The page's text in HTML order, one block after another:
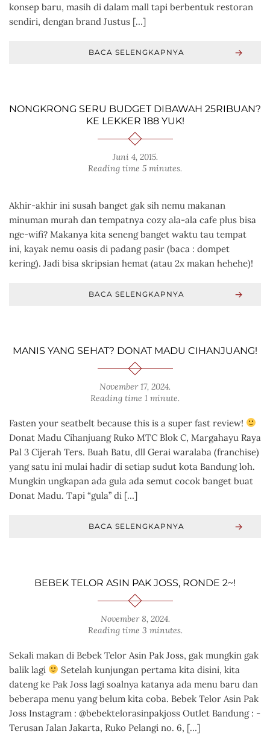
konsep baru, masih di dalam mall tapi berbentuk restoran
sendiri, dengan brand Justus […]
BACA SELENGKAPNYA
NONGKRONG SERU BUDGET DIBAWAH 25RIBUAN?
KE LEKKER 188 YUK!
Juni 4, 2015.
Reading time 5 minutes.
Akhir-akhir ini susah banget gak sih nemu makanan
minuman murah dan tempatnya cozy ala-ala cafe plus bisa
nge-wifi? Makanya kita seneng banget waktu tau tempat
ini, kayak nemu oasis di padang pasir (baca : dompet
kering). Jadi bisa skripsian hemat (atau 2x makan hehehe)!
BACA SELENGKAPNYA
MANIS YANG SEHAT? DONAT MADU CIHANJUANG!
November 17, 2024.
Reading time 1 minute.
Fasten your seatbelt because this is a super fast review!
Donat Madu Cihanjuang Ruko MTC Blok C, Margahayu Raya
Pal 3 Cijerah Ters. Buah Batu, dll Gerai waralaba (franchise)
yang satu ini mulai hadir di setiap sudut kota Bandung loh.
Mungkin ungkapan ada gula ada semut cocok banget buat
Donat Madu. Tapi “gula” di […]
BACA SELENGKAPNYA
BEBEK TELOR ASIN PAK JOSS, RONDE 2~!
November 8, 2024.
Reading time 3 minutes.
Sekali makan di Bebek Telor Asin Pak Joss, gak mungkin gak
balik lagi
Setelah kunjungan pertama kita disini, kita
dateng ke Pak Joss lagi soalnya katanya ada menu baru dan
beberapa menu yang belum kita coba. Bebek Telor Asin Pak
Joss Instagram : @bebektelorasinpakjoss Outlet Bandung : -
Terusan Jalan Jakarta, Ruko Pelangi no. 6, […]